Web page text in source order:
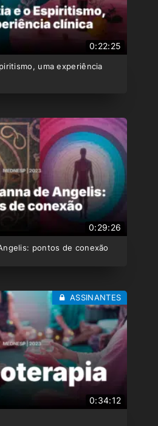
0:22:25
uma experiência
0:29:26
pontos de conexão
0:34:12
ASSINANTES